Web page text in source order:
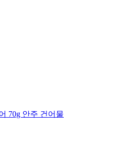
70g 안주 건어물